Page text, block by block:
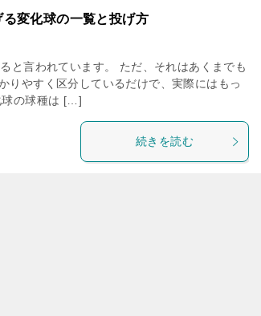
変化球の一覧と投げ方
と言われています。 ただ、それはあくまでも
りやすく区分しているだけで、実際にはもっ
球の球種は […]
続きを読む